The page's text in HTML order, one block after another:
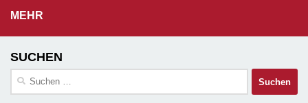
MEHR
SUCHEN
Suchen